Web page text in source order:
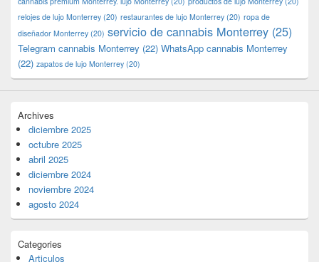
relojes de lujo Monterrey (20) restaurantes de lujo Monterrey (20) ropa de
diseñador Monterrey (20) servicio de cannabis Monterrey (25)
Telegram cannabis Monterrey (22) WhatsApp cannabis Monterrey
(22) zapatos de lujo Monterrey (20)
Archives
diciembre 2025
octubre 2025
abril 2025
diciembre 2024
noviembre 2024
agosto 2024
Categories
Articulos